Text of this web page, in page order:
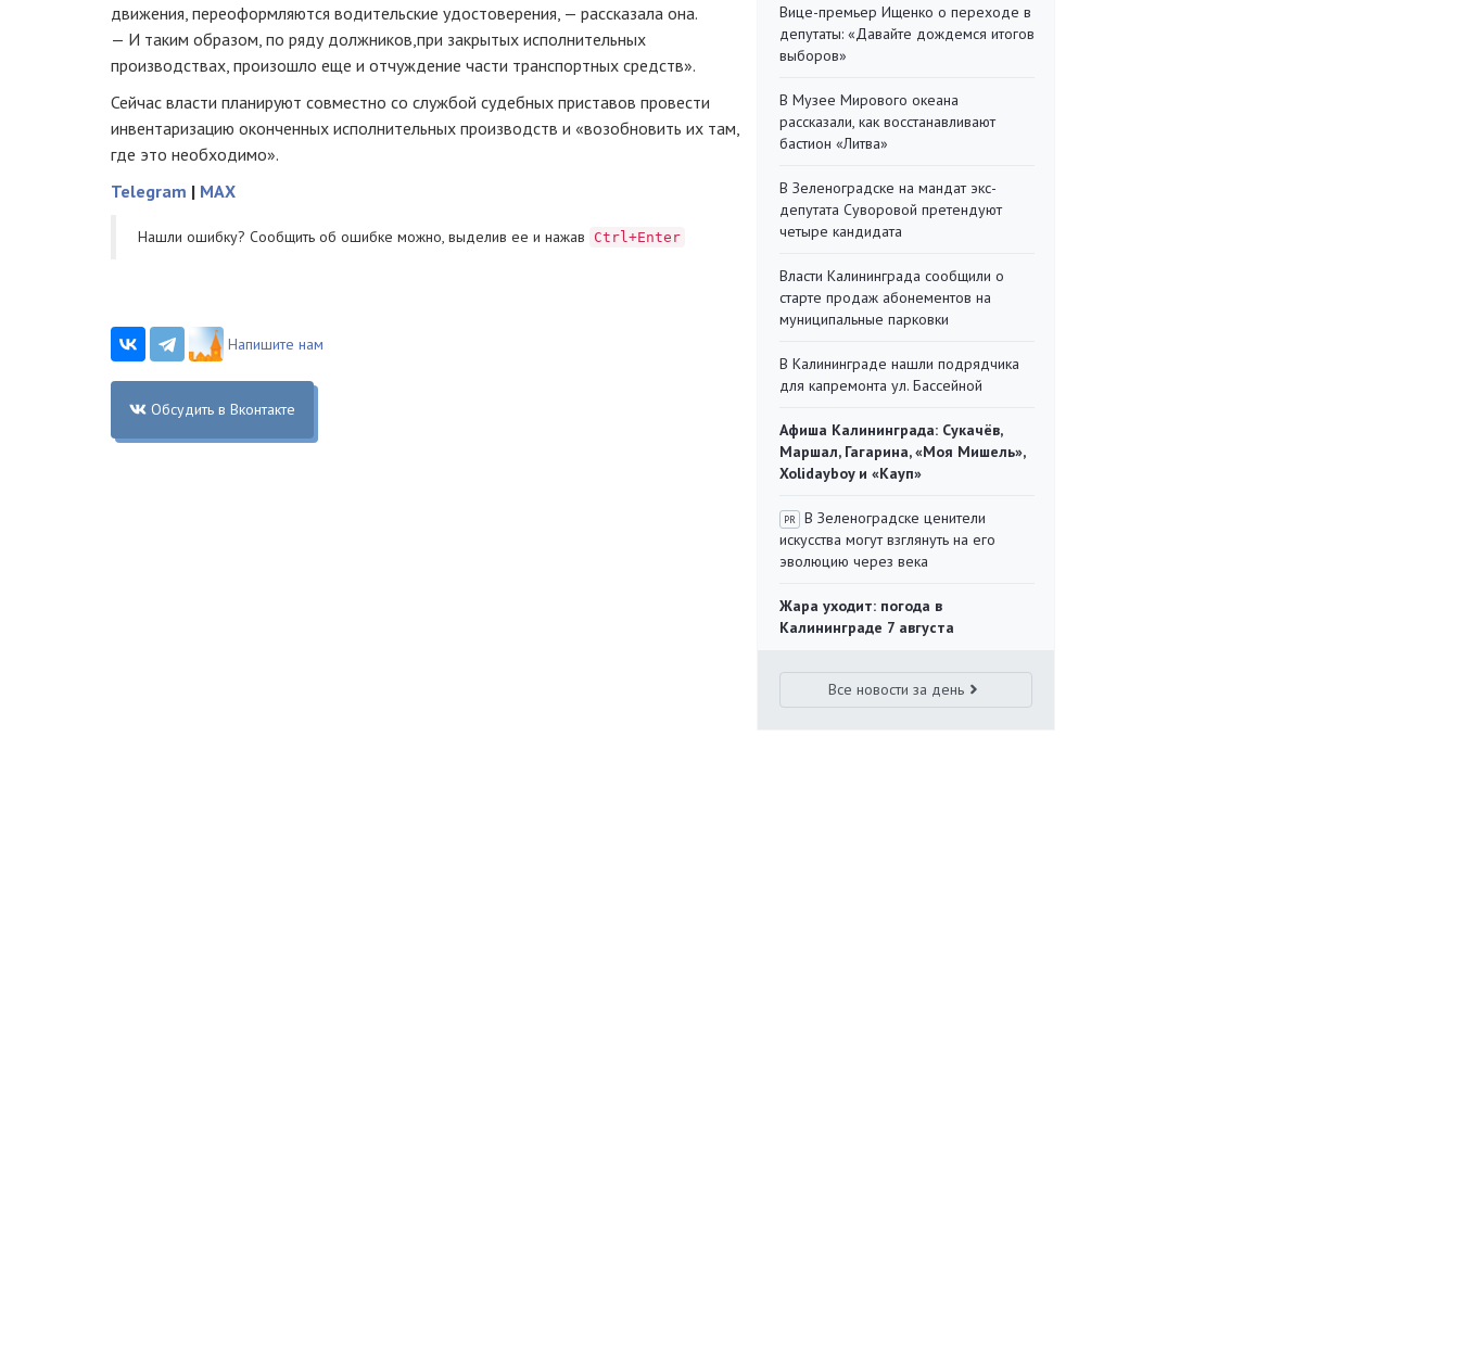
движения, переоформляются водительские удостоверения, — рассказала она.
— И таким образом, по ряду должников,при закрытых исполнительных
производствах, произошло еще и отчуждение части транспортных средств».
Сейчас власти планируют совместно со службой судебных приставов провести
инвентаризацию оконченных исполнительных производств и «возобновить их там,
где это необходимо».
Telegram | MAX
Нашли ошибку? Cообщить об ошибке можно, выделив ее и нажав Ctrl+Enter
Напишите нам
Обсудить в Вконтакте
Вице-премьер Ищенко о переходе в
депутаты: «Давайте дождемся итогов
выборов»
В Музее Мирового океана
рассказали, как восстанавливают
бастион «Литва»
В Зеленоградске на мандат экс-
депутата Суворовой претендуют
четыре кандидата
Власти Калининграда сообщили о
старте продаж абонементов на
муниципальные парковки
В Калининграде нашли подрядчика
для капремонта ул. Бассейной
Афиша Калининграда: Сукачёв,
Маршал, Гагарина, «Моя Мишель»,
Xolidayboy и «Кауп»
PR
В Зеленоградске ценители
искусства могут взглянуть на его
эволюцию через века
Жара уходит: погода в
Калининграде 7 августа
Все новости за день